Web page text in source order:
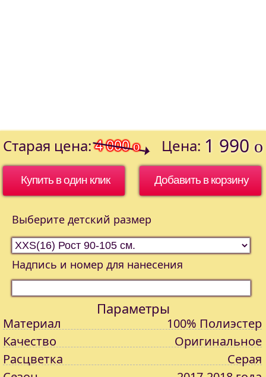
Старая цена: 4 000o Цена: 1 990 o
Купить в один клик
Выберите детский размер
Надпись и номер для нанесения
Параметры
Материал
100% Полиэстер
Качество
Оригинальное
Расцветка
Серая